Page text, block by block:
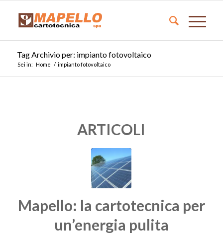
Tag Archivio per: impianto fotovoltaico
Sei in: Home / impianto fotovoltaico
ARTICOLI
Mapello: la cartotecnica per
un’energia pulita